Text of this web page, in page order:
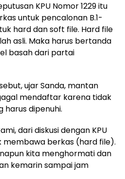
KPU Nomor 1229 itu
untuk pencalonan B.1-
hard dan soft file. Hard file
asli. Maka harus bertanda
basah dari partai
ujar Sanda, mantan
mendaftar karena tidak
harus dipenuhi.
dari diskusi dengan KPU
membawa berkas (hard file).
kita menghormati dan
kemarin sampai jam